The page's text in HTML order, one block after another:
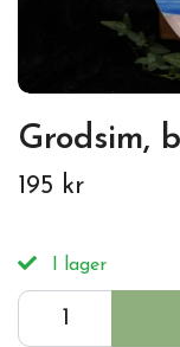
Grodsim,
195 kr
I lager